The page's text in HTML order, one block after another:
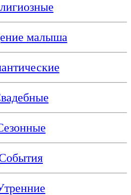
малыша